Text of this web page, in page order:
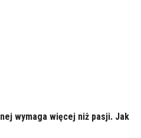
wymaga więcej niż pasji. Jak